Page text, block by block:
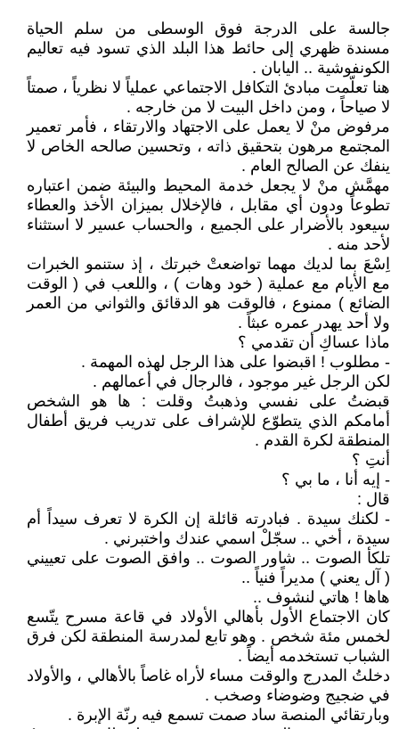
جالسة على الدرجة فوق الوسطى من سلم الحياة
مسندة ظهري إلى حائط هذا البلد الذي تسود فيه تعاليم
الكونفوشية .. اليابان .
هنا تعلّمت مبادئ التكافل الاجتماعي عملياً لا نظرياً ، صمتاً
لا صياحاً ، ومن داخل البيت لا من خارجه .
مرفوض منْ لا يعمل على الاجتهاد والارتقاء ، فأمر تعمير
المجتمع مرهون بتحقيق ذاته ، وتحسين صالحه الخاص لا
ينفك عن الصالح العام .
مهمَّش منْ لا يجعل خدمة المحيط والبيئة ضمن اعتباره
تطوعاً ودون أي مقابل ، فالإخلال بميزان الأخذ والعطاء
سيعود بالأضرار على الجميع ، والحساب عسير لا استثناء
لأحد منه .
اِسْعَ بما لديك مهما تواضعتْ خبرتك ، إذ ستنمو الخبرات
مع الأيام مع عملية ( خود وهات ) ، واللعب في ( الوقت
الضائع ) ممنوع ، فالوقت هو الدقائق والثواني من العمر
ولا أحد يهدر عمره عبثاً .
ماذا عساكِ أن تقدمي ؟
- مطلوب ! اقبضوا على هذا الرجل لهذه المهمة .
لكن الرجل غير موجود ، فالرجال في أعمالهم .
قبضتُ على نفسي وذهبتُ وقلت : ها هو الشخص
أمامكم الذي يتطوّع للإشراف على تدريب فريق أطفال
المنطقة لكرة القدم .
أنتِ ؟
- إيه أنا ، ما بي ؟
قال :
- لكنك سيدة . فبادرته قائلة إن الكرة لا تعرف سيداً أم
سيدة ، أخي .. سجّلْ اسمي عندك واختبرني .
تلكأ الصوت .. شاور الصوت .. وافق الصوت على تعييني
( آل يعني ) مديراً فنياً ..
هاها ! هاتي لنشوف ..
كان الاجتماع الأول بأهالي الأولاد في قاعة مسرح يتّسع
لخمس مئة شخص . وهو تابع لمدرسة المنطقة لكن فرق
الشباب تستخدمه أيضاً .
دخلتُ المدرج والوقت مساء لأراه غاصاً بالأهالي ، والأولاد
في ضجيج وضوضاء وصخب .
وبارتقائي المنصة ساد صمت تسمع فيه رنّة الإبرة .